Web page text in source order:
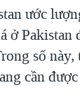
VÀ NAY
AFGHANISTAN
Ở VIỆT NAM
KIM TẠI VIỆT
ước
ở Pakistan
số
cần